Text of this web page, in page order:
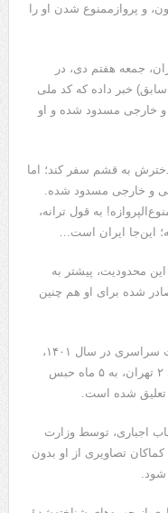
و پروازممنوع‌ شدن او را
جمعه هفتم دی، در
خبر داده که کد ملی‌
و خارجی مسدود شده و او
به قشم سفر کند؛ اما
و خارجی مسدود شده.
به قول ترانه،
این‌جا ایران است…
این محدودیت، پیشتر به
شده برای او هم چنین
ترانه علیدوستی به‌دلیل حمایت از اعتراضات سراسری در سال ١۴٠١،
مدتی بازداشت بود و از سوی دادگاه کیفری ۲ تهران، به ۵ ماه حبس
اجباری، توسط وزارت
تصاویری از او بدون